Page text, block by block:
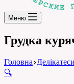
Меню
Грудка
Головна Делікатеси
🔍